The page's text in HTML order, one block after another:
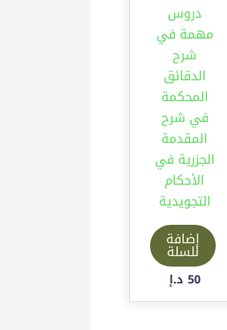
دروس
مهمة في
شرح
الدقائق
المحكمة
في شرح
المقدمة
الجزرية في
الأحكام
التجويدية
إضافة
للسلة
50 د.إ